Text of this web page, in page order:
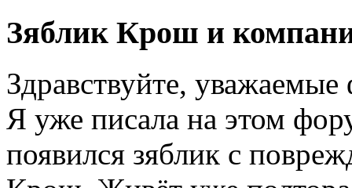
Зяблик Крош и
Здравствуйте,
Я уже писала на этом
появился зяблик с